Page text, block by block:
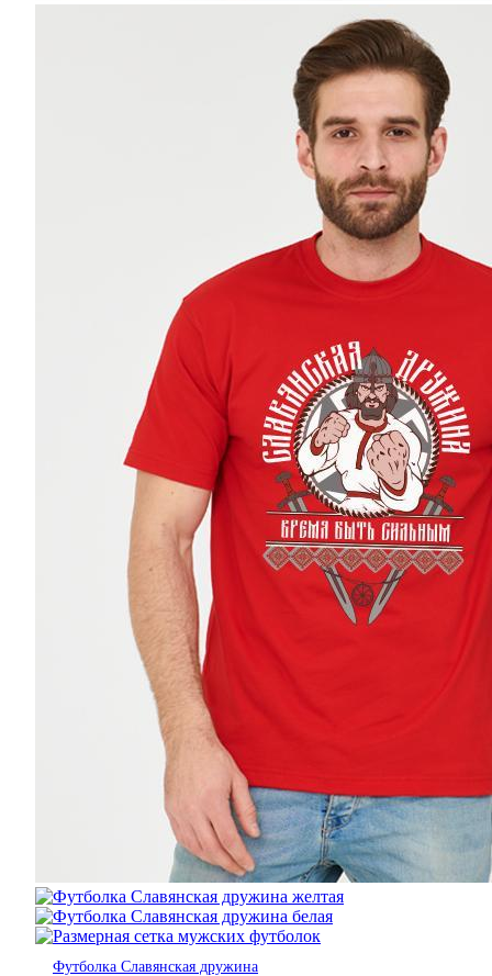
Футболка Славянская дружина